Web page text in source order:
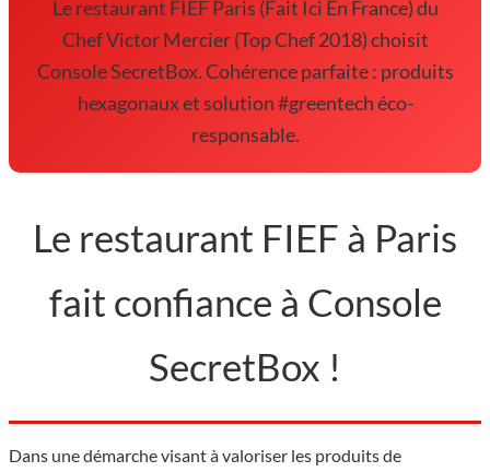
Le restaurant FIEF Paris (Fait Ici En France) du
Chef Victor Mercier (Top Chef 2018) choisit
Console SecretBox. Cohérence parfaite : produits
hexagonaux et solution #greentech éco-
responsable.
Le restaurant FIEF à Paris
fait confiance à Console
SecretBox !
Dans une démarche visant à valoriser les produits de